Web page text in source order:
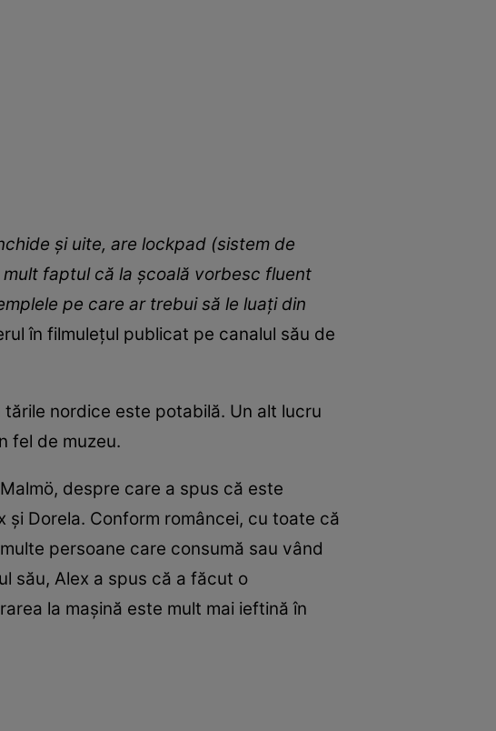
și uite, are lockpad (sistem de
faptul că la școală vorbesc fluent
pe care ar trebui să le luați din
în filmulețul publicat pe canalul său de
tările nordice este potabilă. Un alt lucru
fel de muzeu.
despre care a spus că este
și Dorela. Conform româncei, cu toate că
persoane care consumă sau vând
său, Alex a spus că a făcut o
la mașină este mult mai ieftină în